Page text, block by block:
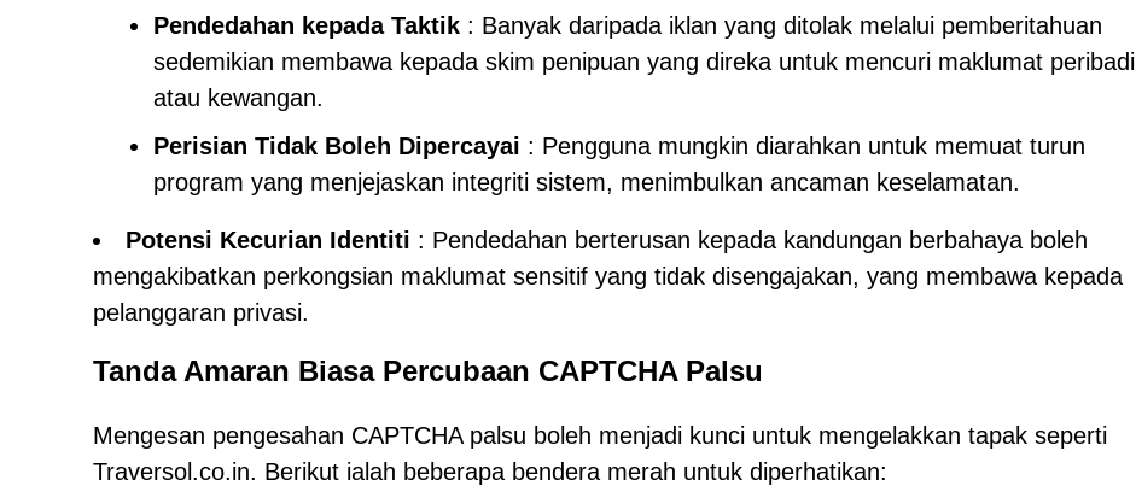
Pendedahan kepada Taktik : Banyak daripada iklan yang ditolak melalui pemberitahuan
sedemikian membawa kepada skim penipuan yang direka untuk mencuri maklumat peribadi
atau kewangan.
Perisian Tidak Boleh Dipercayai : Pengguna mungkin diarahkan untuk memuat turun
program yang menjejaskan integriti sistem, menimbulkan ancaman keselamatan.
Potensi Kecurian Identiti : Pendedahan berterusan kepada kandungan berbahaya boleh
mengakibatkan perkongsian maklumat sensitif yang tidak disengajakan, yang membawa kepada
pelanggaran privasi.
Tanda Amaran Biasa Percubaan CAPTCHA Palsu
Mengesan pengesahan CAPTCHA palsu boleh menjadi kunci untuk mengelakkan tapak seperti
Traversol.co.in. Berikut ialah beberapa bendera merah untuk diperhatikan: